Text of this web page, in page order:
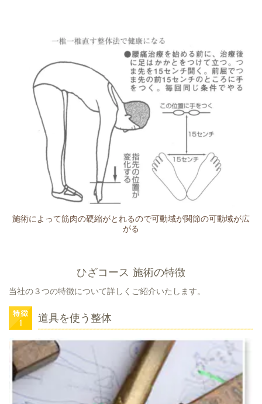
施術によって筋肉の硬縮がとれるので可動域が関節の可動域が広
がる
ひざコース 施術の特徴
当社の３つの特徴について詳しくご紹介いたします。
道具を使う整体